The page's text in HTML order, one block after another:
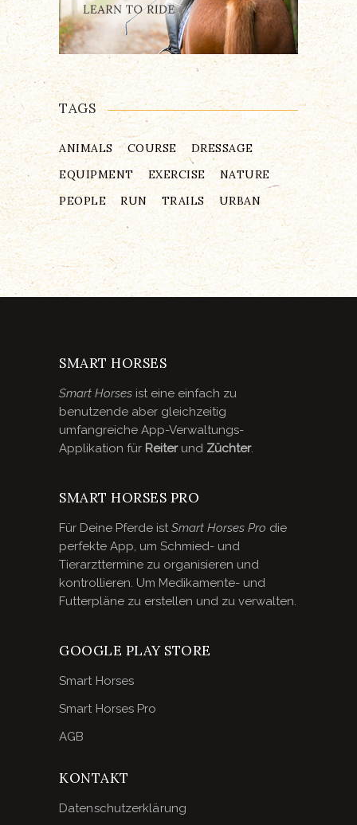
TAGS
ANIMALS COURSE
DRESSAGE
EQUIPMENT
EXERCISE
NATURE
PEOPLE
RUN TRAILS URBAN
SMART HORSES
Smart Horses ist eine einfach zu
benutzende aber gleichzeitig
umfangreiche App-Verwaltungs-
Applikation für Reiterund Züchter.
SMART HORSES PRO
Für Deine Pferde ist Smart Horses Pro die
perfekte App, um Schmied- und
Tierarzttermine zu organisieren und
kontrollieren. Um Medikamente- und
Futterpläne zu erstellen und zu verwalten.
GOOGLE PLAY STORE
Smart Horses
Smart Horses Pro
AGB
KONTAKT
Datenschutzerklärung